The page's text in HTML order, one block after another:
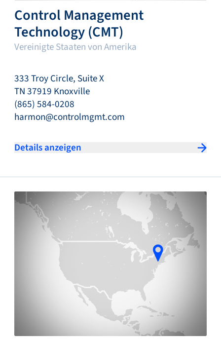
Control Management
Technology (CMT)
Vereinigte Staaten von Amerika
333 Troy Circle, Suite X
TN 37919 Knoxville
(865) 584-0208
harmon@controlmgmt.com
Details anzeigen